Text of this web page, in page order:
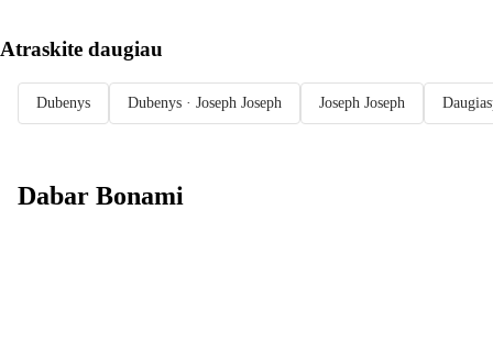
Atraskite daugiau
Dubenys Dubenys · Joseph Joseph Joseph Joseph
Dabar Bonami